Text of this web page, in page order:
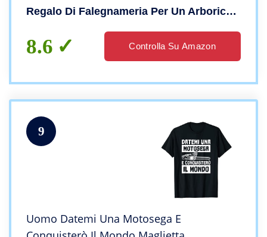
Regalo Di Falegnameria Per Un Arboricoltore
8.6 Controlla Su Amazon
9
Uomo Datemi Una Motosega E